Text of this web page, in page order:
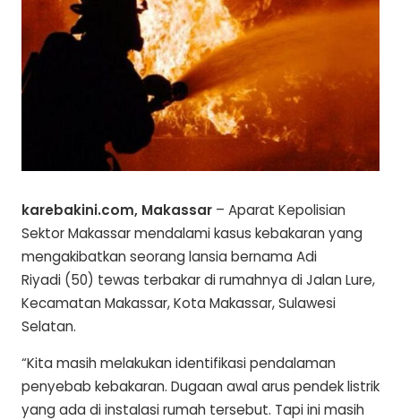
karebakini.com, Makassar – Aparat Kepolisian
Sektor Makassar mendalami kasus kebakaran yang
mengakibatkan seorang lansia bernama Adi
Riyadi (50) tewas terbakar di rumahnya di Jalan Lure,
Kecamatan Makassar, Kota Makassar, Sulawesi
Selatan.
“Kita masih melakukan identifikasi pendalaman
penyebab kebakaran. Dugaan awal arus pendek listrik
yang ada di instalasi rumah tersebut. Tapi ini masih